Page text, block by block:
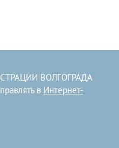
ВОЛГОГРАДА
в Интернет-